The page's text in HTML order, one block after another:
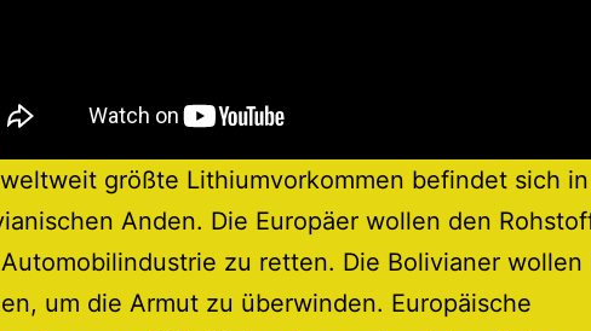
größte Lithiumvorkommen befindet sich
Anden. Die Europäer wollen den
zu retten. Die Bolivianer wollen
um die Armut zu überwinden. Europäische